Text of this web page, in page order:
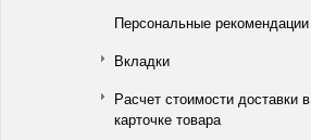
Персональные рекомендации
Вкладки
Расчет стоимости доставки в
карточке товара